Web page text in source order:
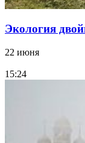
Экология
22 июня
15:24